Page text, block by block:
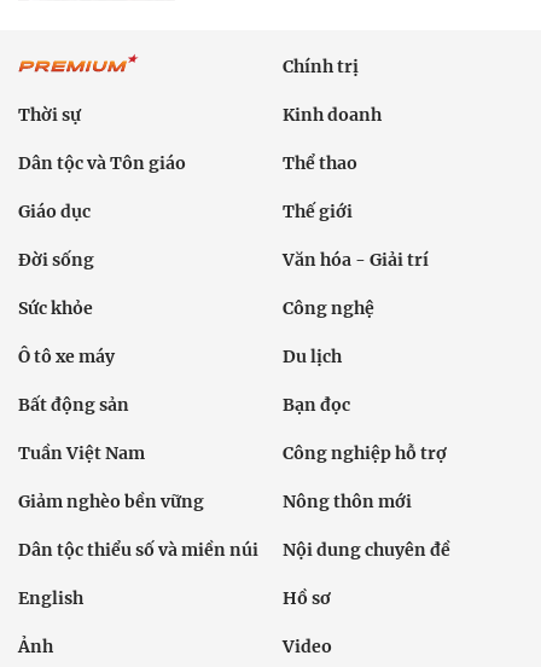
Chính trị
Thời sự Kinh doanh
Dân tộc và Tôn giáo Thể thao
Giáo dục Thế giới
Đời sống Văn hóa - Giải trí
Sức khỏe Công nghệ
Ô tô xe máy Du lịch
Bất động sản Bạn đọc
Tuần Việt Nam Công nghiệp hỗ trợ
Giảm nghèo bền vững Nông thôn mới
Dân tộc thiểu số và miền núi Nội dung chuyên đề
English Hồ sơ
Ảnh Video